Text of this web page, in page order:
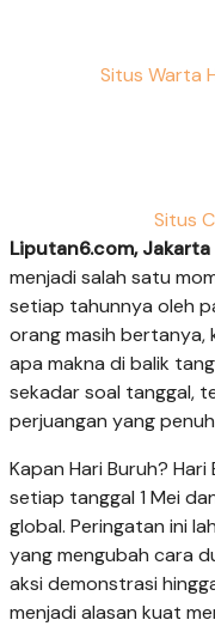
Situs Warta
Situs
Liputan6.com,
menjadi salah satu
setiap tahunnya oleh
orang masih bertanya,
apa makna di balik
sekadar soal tanggal,
perjuangan yang
Kapan Hari Buruh?
setiap tanggal 1 Mei
global. Peringatan ini
yang mengubah cara
aksi demonstrasi
menjadi alasan kuat